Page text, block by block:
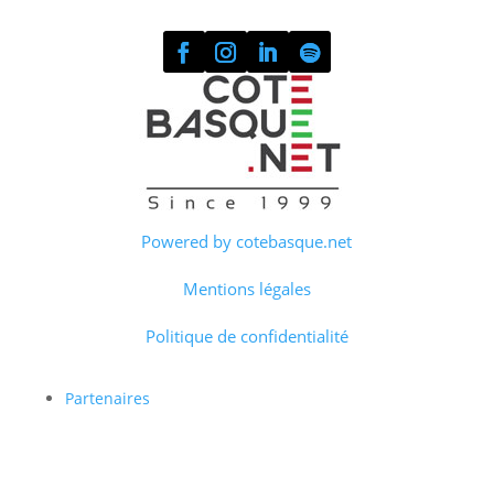
Powered by cotebasque.net
Mentions légales
Politique de confidentialité
Partenaires